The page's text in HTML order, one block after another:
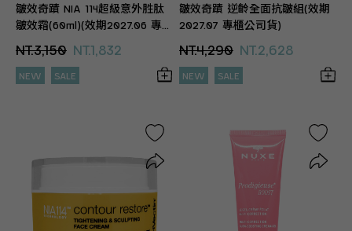
皺效奇蹟 NIA 114超級意外胜肽
皺效霜(60ml)(效期2027.06 專櫃
NT.3,150 NT.1,832
NEW SALE
皺效奇蹟 逆齡全面抗皺組(效期
2027.07 專櫃公司貨)
NT.4,290 NT.2,628
NEW SALE